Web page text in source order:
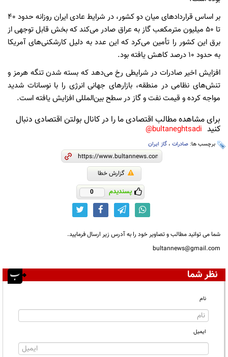
بر اساس قراردادهای میان دو کشور، در شرایط عادی ایران روزانه حدود 40
تا 50 میلیون مترمکعب گاز به عراق صادر می‌کند که بخش قابل توجهی از
برق این کشور را تأمین می‌کرد که این عدد به دلیل کارشکنی‌های آمریکا
به حدود 1٠ درصد کاهش یافته بود.
افزایش اخیر صادرات در شرایطی رخ می‌دهد که بسته شدن تنگه هرمز و
تنش‌های نظامی در منطقه، بازارهای جهانی انرژی را با نوسانات شدید
مواجه کرده و قیمت نفت و گاز در سطح بین‌المللی افزایش یافته است.
برای مشاهده مطالب اقتصادی ما را در کانال بولتن اقتصادی دنبال
کنید bultaneghtsadi@
برچسب ها: صادرات ، گاز ایران
گزارش خطا
پسندیدم 0
شما می توانید مطالب و تصاویر خود را به آدرس زیر ارسال فرمایید.
bultannews@gmail.com
نظر شما
نام
ایمیل